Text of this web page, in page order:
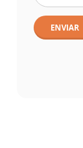
ENVIAR